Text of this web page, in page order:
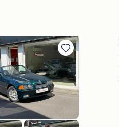
Bewaren
in
Mijn
Favorieten